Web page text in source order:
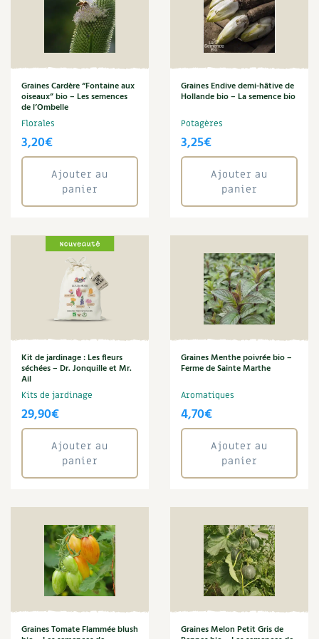
Carnets de saison
Compléments
Dossier4 saisons
Actualités
Conseils vidéo des
Tous au jardin ! avec Pascal
La vie secrète du jardin
BD : La folle histoire des plantes
Verveine de Buenos Aires
Annuler les filtres
Graines Cardère “Fontaine aux
oiseaux” bio – Les semences
de l’Ombelle
Florales
3,20€
Ajouter au
panier
Graines Endive demi-hâtive de
Hollande bio – La semence bio
Potagères
3,25€
Ajouter au
panier
Kit de jardinage : Les fleurs
séchées – Dr. Jonquille et Mr.
Ail
Kits de jardinage
29,90€
Ajouter au
panier
Graines Menthe poivrée bio –
Ferme de Sainte Marthe
Aromatiques
4,70€
Ajouter au
panier
Graines Tomate Flammée blush Graines Melon Petit Gris de